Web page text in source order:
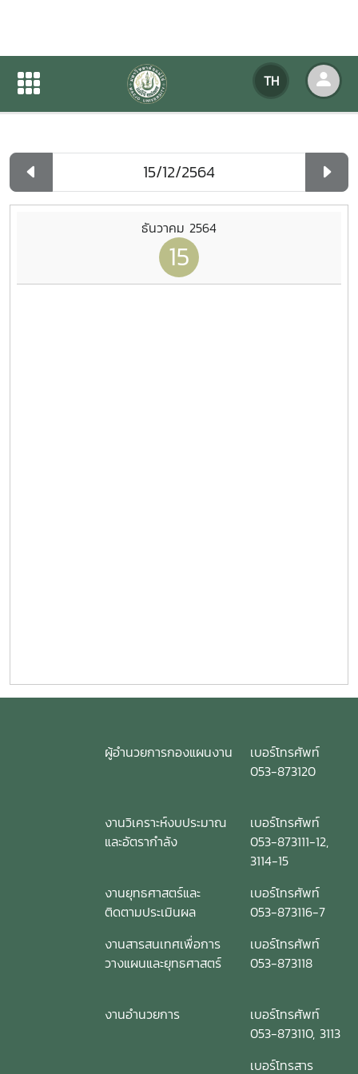
TH
ปฏิทินกิจกรรมของหน่วยงาน
ปฏิทินกิจกรรมของหน่วยงาน
ธันวาคม 2564
15
ผู้อำนวยการกองแผนงาน
เบอร์โทรศัพท์
053-873120
งานวิเคราะห์งบประมาณ
และอัตรากำลัง
เบอร์โทรศัพท์
053-873111-12,
3114-15
งานยุทธศาสตร์และ
ติดตามประเมินผล
เบอร์โทรศัพท์
053-873116-7
งานสารสนเทศเพื่อการ
วางแผนและยุทธศาสตร์
เบอร์โทรศัพท์
053-873118
งานอำนวยการ
เบอร์โทรศัพท์
053-873110, 3113
เบอร์โทรสาร